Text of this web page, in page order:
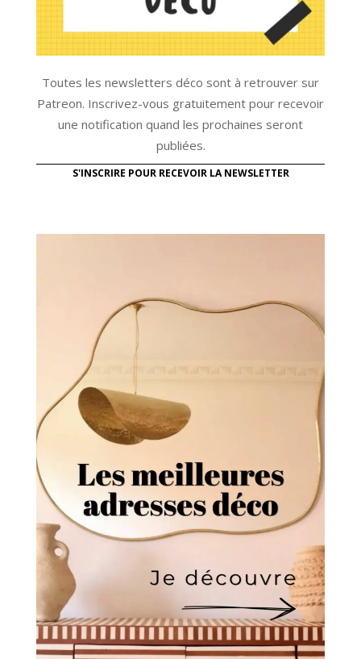
Toutes les newsletters déco sont à retrouver sur
Patreon. Inscrivez-vous gratuitement pour recevoir
une notification quand les prochaines seront
publiées.
S'INSCRIRE POUR RECEVOIR LA NEWSLETTER